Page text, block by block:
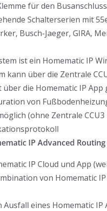
für den Busanschluss
Schalterserien mit
Busch-Jaeger, GIRA,
ist ein Homematic IP
kann über die Zentrale
die Homematic IP App
von
(ohne Zentrale CCU3
IP Advanced Routing
IP Cloud und App
von Homematic
eines Homematic IP